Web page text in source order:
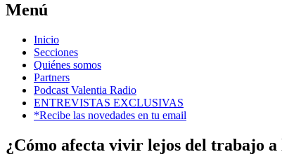
Menú
contenido
Inicio
Secciones
Quiénes somos
Partners
Podcast Valentia Radio
ENTREVISTAS EXCLUSIVAS
*Recibe las novedades en tu email
¿Cómo afecta vivir lejos del trabajo